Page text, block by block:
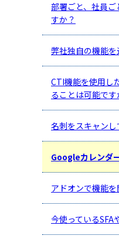
部署ごと、社員
すか？
弊社独自の機能
CTI機能を使用し
ることは可能です
名刺をスキャン
Googleカレンダ
アドオンで機能
今使っているSFA